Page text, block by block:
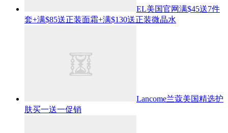
EL美国官网满$45送7件
套+满$85送正装面霜+满$130送正装微晶水
Lancome兰蔻美国精选护
肤买一送一促销